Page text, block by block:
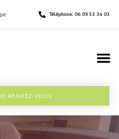
Téléphone: 06 09 53 34 03
RENDEZ-VOUS